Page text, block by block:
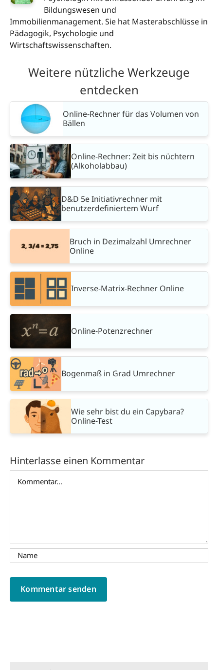
Bildungswesen und
Immobilienmanagement. Sie hat Masterabschlüsse in
Pädagogik, Psychologie und
Wirtschaftswissenschaften.
Weitere nützliche Werkzeuge
entdecken
Online-Rechner für das Volumen von
Bällen
Online-Rechner: Zeit bis nüchtern
(Alkoholabbau)
D&D 5e Initiativrechner mit
benutzerdefiniertem Wurf
Bruch in Dezimalzahl Umrechner
Online
Inverse-Matrix-Rechner Online
Online-Potenzrechner
Bogenmaß in Grad Umrechner
Wie sehr bist du ein Capybara?
Online-Test
Hinterlasse einen Kommentar